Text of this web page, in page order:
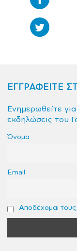
ΕΓΓΡΑΦΕΙΤΕ
Ενημερωθείτε
εκδηλώσεις του
Όνομα
Email
Αποδέχομαι